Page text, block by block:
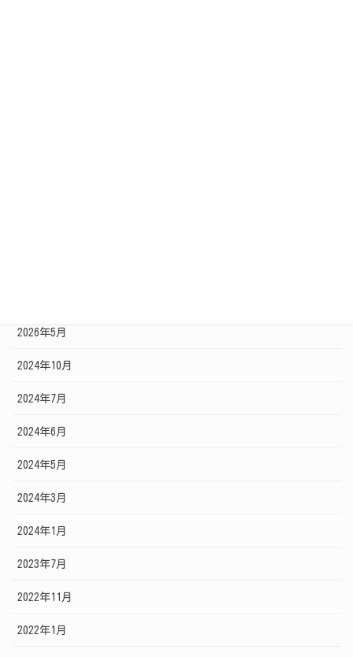
2026年5月
2024年10月
2024年7月
2024年6月
2024年5月
2024年3月
2024年1月
2023年7月
2022年11月
2022年1月